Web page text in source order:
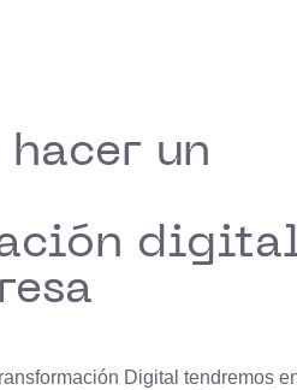
un
Digital tendremos